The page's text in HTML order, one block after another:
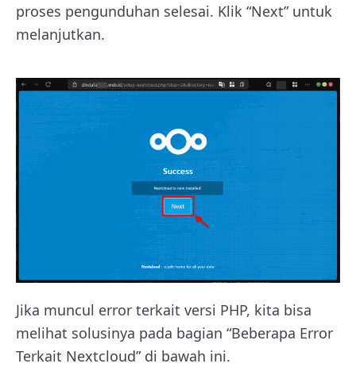
proses pengunduhan selesai. Klik “Next” untuk
melanjutkan.
Jika muncul error terkait versi PHP, kita bisa
melihat solusinya pada bagian “Beberapa Error
Terkait Nextcloud” di bawah ini.